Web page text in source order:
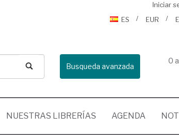
Iniciar
ES
EUR
Busqueda avanzada
0
NUESTRAS LIBRERÍAS AGENDA